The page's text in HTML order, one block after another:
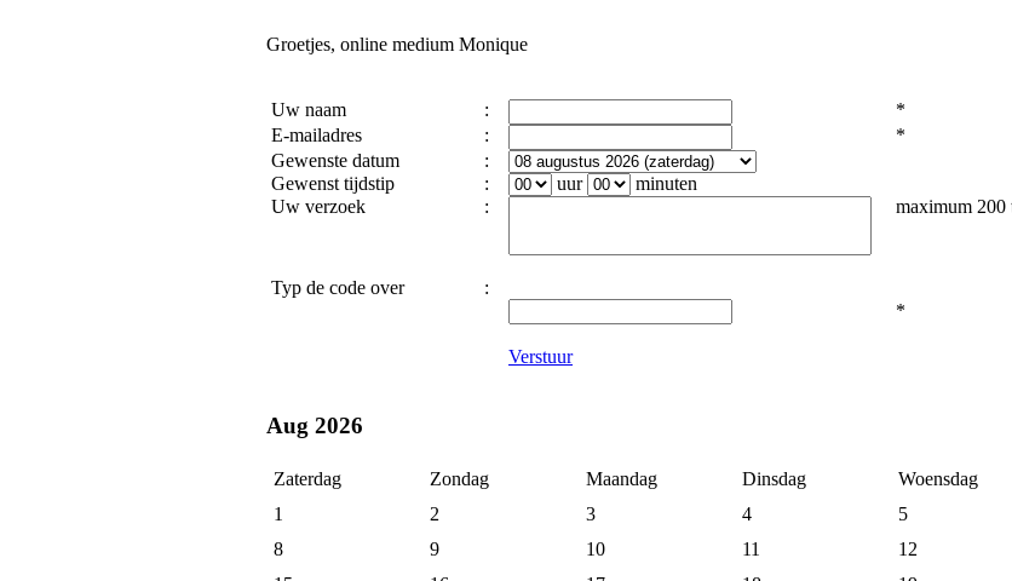
Groetjes, online medium Monique
Uw naam :
*
E-mailadres
:
*
Gewenste datum
:
Gewenst tijdstip
: uur
minuten
Uw verzoek
: maximum 200
Typ de code over
:
*
Verstuur
Aug 2026
Zaterdag Zondag Maandag Dinsdag Woensdag
1
2 3 4 5
8
9 10 11 12